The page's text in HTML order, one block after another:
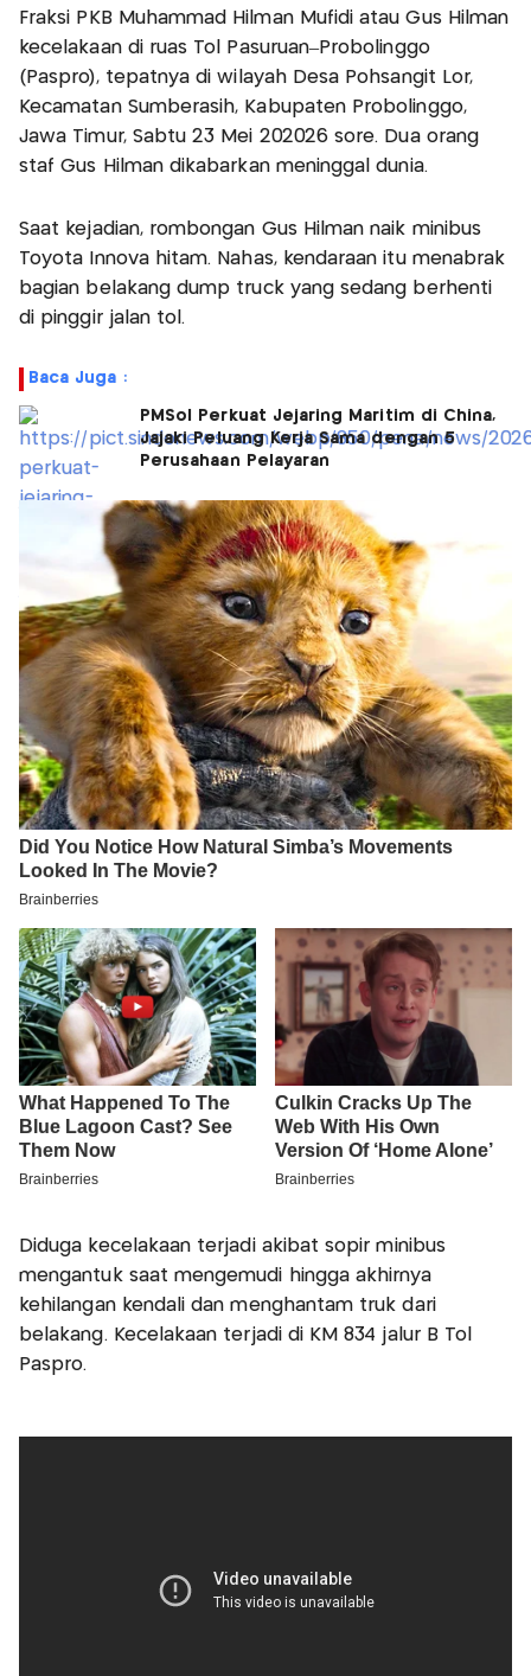
Fraksi PKB Muhammad Hilman Mufidi atau Gus Hilman
kecelakaan di ruas Tol Pasuruan–Probolinggo
(Paspro), tepatnya di wilayah Desa Pohsangit Lor,
Kecamatan Sumberasih, Kabupaten Probolinggo,
Jawa Timur, Sabtu 23 Mei 202026 sore. Dua orang
staf Gus Hilman dikabarkan meninggal dunia.
Saat kejadian, rombongan Gus Hilman naik minibus
Toyota Innova hitam. Nahas, kendaraan itu menabrak
bagian belakang dump truck yang sedang berhenti
di pinggir jalan tol.
Baca Juga :
PMSol Perkuat Jejaring Maritim di China,
Jajaki Peluang Kerja Sama dengan 5
Perusahaan Pelayaran
Diduga kecelakaan terjadi akibat sopir minibus
mengantuk saat mengemudi hingga akhirnya
kehilangan kendali dan menghantam truk dari
belakang. Kecelakaan terjadi di KM 834 jalur B Tol
Paspro.